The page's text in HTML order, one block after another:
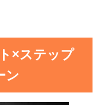
×ステップ
ン